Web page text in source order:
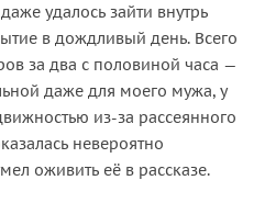
удалось зайти внутрь
в дождливый день. Всего
за два с половиной часа —
даже для моего мужа, у
из-за рассеянного
невероятно
оживить её в рассказе.